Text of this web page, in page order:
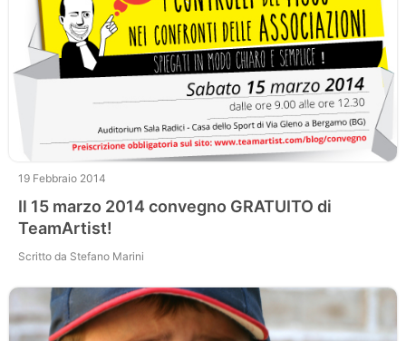
19 Febbraio 2014
Il 15 marzo 2014 convegno GRATUITO di
TeamArtist!
Scritto da Stefano Marini